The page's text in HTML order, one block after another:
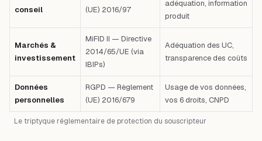
Le triptyque réglementaire de protection du souscripteur
conseil
(UE) 2016/97
adéquation, information
produit
Marchés &
investissement
MiFID II — Directive
2014/65/UE (via
IBIPs)
Adéquation des UC,
transparence des coûts
Données
personnelles
RGPD — Règlement
(UE) 2016/679
Usage de vos données,
vos 6 droits, CNPD